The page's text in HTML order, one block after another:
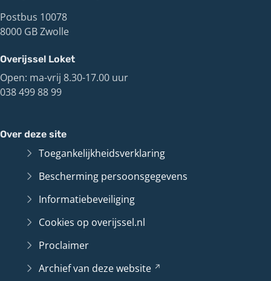
Postbus 10078
8000 GB Zwolle
Overijssel Loket
Open: ma-vrij 8.30-17.00 uur
038 499 88 99
Over deze site
Toegankelijkheidsverklaring
Bescherming persoonsgegevens
Informatiebeveiliging
Cookies op overijssel.nl
Proclaimer
Archief van dezewebsite